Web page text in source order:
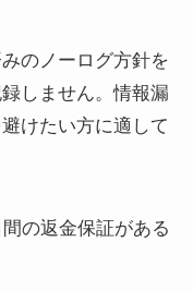
のノーログ方針を
しません。情報漏
けたい方に適して
の返金保証がある